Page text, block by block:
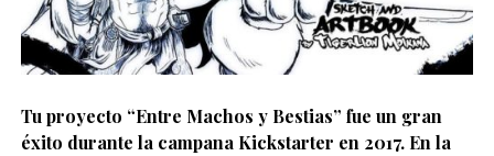
Tu proyecto “Entre Machos y Bestias” fue un gran
éxito durante la campana Kickstarter en 2017. En la